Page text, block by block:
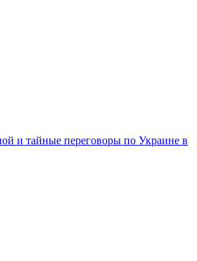
и тайные переговоры по Украине в